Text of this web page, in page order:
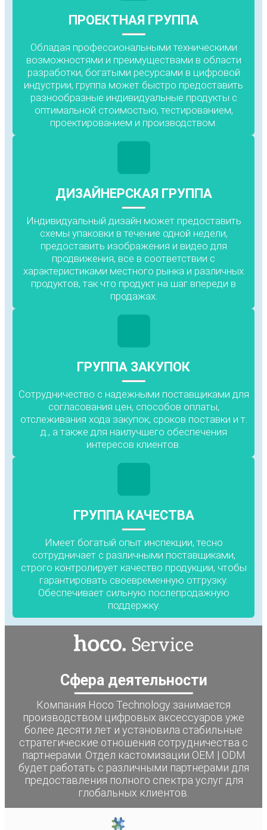
ПРОЕКТНАЯ ГРУППА
Обладая профессиональными техническими
возможностями и преимуществами в области
разработки, богатыми ресурсами в цифровой
индустрии, группа может быстро предоставить
разнообразные индивидуальные продукты с
оптимальной стоимостью, тестированием,
проектированием и производством.
ДИЗАЙНЕРСКАЯ ГРУППА
Индивидуальный дизайн может предоставить
схемы упаковки в течение одной недели,
предоставить изображения и видео для
продвижения, все в соответствии с
характеристиками местного рынка и различных
продуктов, так что продукт на шаг впереди в
продажах.
ГРУППА ЗАКУПОК
Сотрудничество с надежными поставщиками для
согласования цен, способов оплаты,
отслеживания хода закупок, сроков поставки и т.
д., а также для наилучшего обеспечения
интересов клиентов.
ГРУППА КАЧЕСТВА
Имеет богатый опыт инспекции, тесно
сотрудничает с различными поставщиками,
строго контролирует качество продукции, чтобы
гарантировать своевременную отгрузку.
Обеспечивает сильную послепродажную
поддержку.
Сфера деятельности
Компания Hoco Technology занимается
производством цифровых аксессуаров уже
более десяти лет и установила стабильные
стратегические отношения сотрудничества с
партнерами. Отдел кастомизации OEM | ODM
будет работать с различными партнерами для
предоставления полного спектра услуг для
глобальных клиентов.